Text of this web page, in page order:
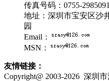
传真号码：0755-
地址：深圳市宝安区沙
园
Email：
MSN：
友情链接：
Copyright@ 2003-2026 深圳市